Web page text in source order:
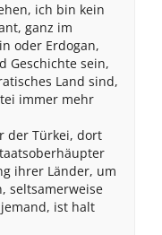
ich bin kein
ganz im
oder Erdogan,
Geschichte sein,
Land sind,
immer mehr
der Türkei, dort
ihrer Länder, um
seltsamerweise
ist halt